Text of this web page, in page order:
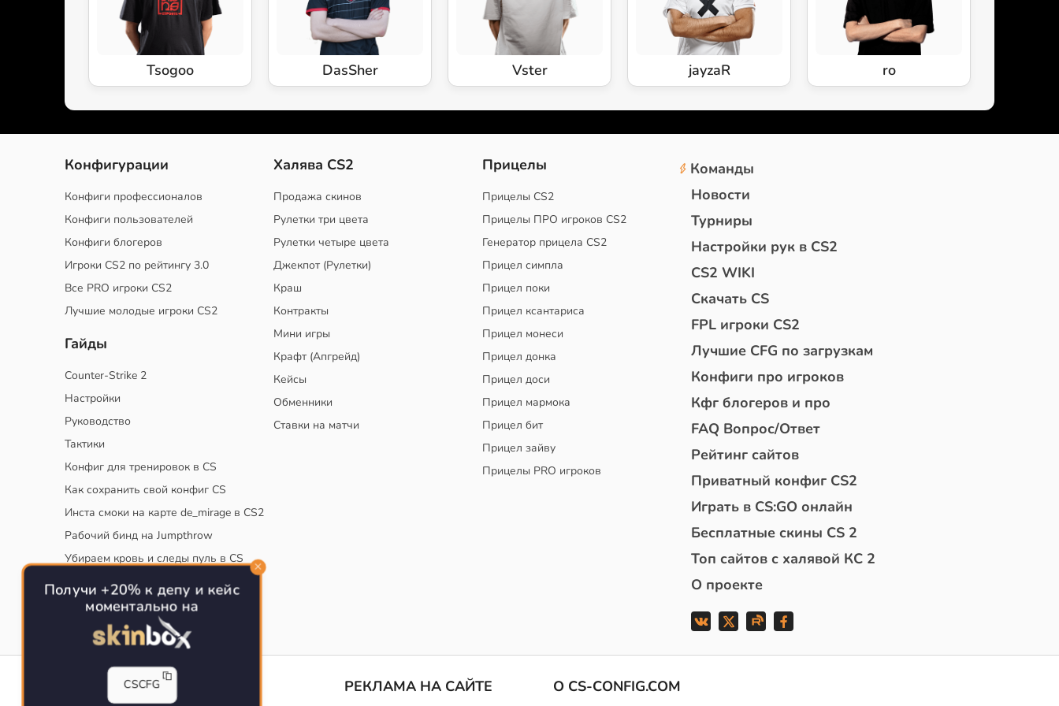
Tsogoo DasSher Vster jayzaR ro
Конфигурации
Конфиги профессионалов
Конфиги пользователей
Конфиги блогеров
Игроки CS2 по рейтингу 3.0
Все PRO игроки CS2
Лучшие молодые игроки CS2
Гайды
Counter-Strike 2
Настройки
Руководство
Тактики
Конфиг для тренировок в CS
Как сохранить свой конфиг CS
Инста смоки на карте de_mirage в CS2
Рабочий бинд на Jumpthrow
Убираем кровь и следы пуль в CS
Халява CS2
Продажа скинов
Рулетки три цвета
Рулетки четыре цвета
Джекпот (Рулетки)
Краш
Контракты
Мини игры
Крафт (Апгрейд)
Кейсы
Обменники
Ставки на матчи
Прицелы
Прицелы CS2
Прицелы ПРО игроков CS2
Генератор прицела CS2
Прицел симпла
Прицел поки
Прицел ксантариса
Прицел монеси
Прицел донка
Прицел доси
Прицел мармока
Прицел бит
Прицел зайву
Прицелы PRO игроков
Команды
Новости
Турниры
Настройки рук в CS2
CS2 WIKI
Скачать CS
FPL игроки CS2
Лучшие CFG по загрузкам
Конфиги про игроков
Кфг блогеров и про
FAQ Вопрос/Ответ
Рейтинг сайтов
Приватный конфиг CS2
Играть в CS:GO онлайн
Бесплатные скины CS 2
Топ сайтов с халявой КС 2
О проекте
CS-CONFIG РЕКЛАМА НА САЙТЕ О CS-CONFIG.COM
Получи +20% к депу и кейс
моментально на
CSCFG